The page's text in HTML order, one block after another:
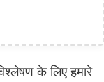
के लिए हमारे